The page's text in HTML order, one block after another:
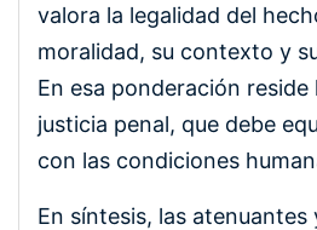
valora la legalidad del
moralidad, su contexto y
En esa ponderación reside
justicia penal, que debe
con las condiciones
En síntesis, las atenuantes